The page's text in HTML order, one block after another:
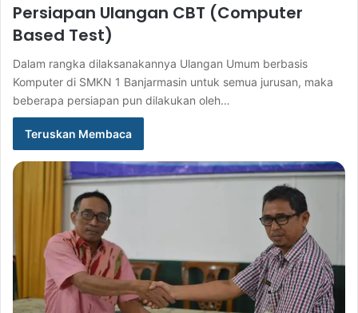
Persiapan Ulangan CBT (Computer
Based Test)
Dalam rangka dilaksanakannya Ulangan Umum berbasis
Komputer di SMKN 1 Banjarmasin untuk semua jurusan, maka
beberapa persiapan pun dilakukan oleh…
Teruskan Membaca